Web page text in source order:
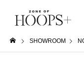
SHOWROOM